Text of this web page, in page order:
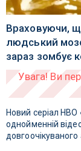
Враховуючи,
людський
зараз зомбує
Новий серіал
однойменній
довгоочікуваного